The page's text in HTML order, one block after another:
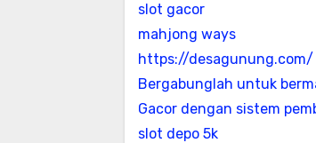
slot gacor
mahjong ways
https://desagunung.com/
Bergabunglah untuk
Gacor dengan sistem
slot depo 5k